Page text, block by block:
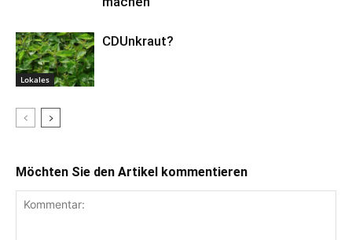
Lokales
CDUnkraut?
Möchten Sie den Artikel kommentieren